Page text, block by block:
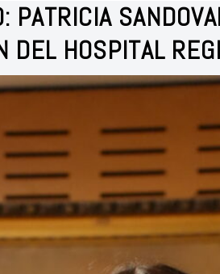
PATRICIA
DEL HOSPITAL